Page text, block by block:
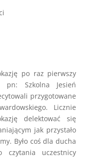
po raz pierwszy
pn: Szkolna Jesień
przygotowane
Licznie
delektować się
jak przystało
Było coś dla ducha
czytania uczestnicy